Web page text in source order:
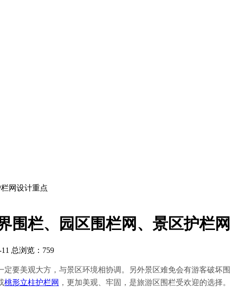
网设计重点
围栏、园区围栏网、景区护栏
总浏览： 759
定要美观大方，与景区环境相协调。另外景区难免会有游客破坏
桃形立柱护栏网 ，更加美观、牢固，是旅游区围栏受欢迎的选择。